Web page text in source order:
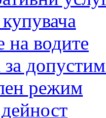
на водите
режим